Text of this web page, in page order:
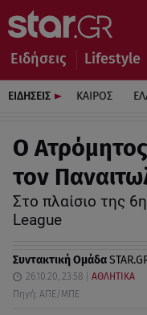
Ειδήσεις Lifestyle
ΕΙΔΗΣΕΙΣ ΚΑΙΡΟΣ
Ο
τον
Στο πλαίσιο της
League
Συντακτική Ομάδα
26.10.20, 23:58
ΑΘΛΗΤΙΚΑ
Πηγή: ΑΠΕ/ΜΠΕ